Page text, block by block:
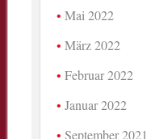
Mai 2022
März 2022
Februar 2022
Januar 2022
September 2021